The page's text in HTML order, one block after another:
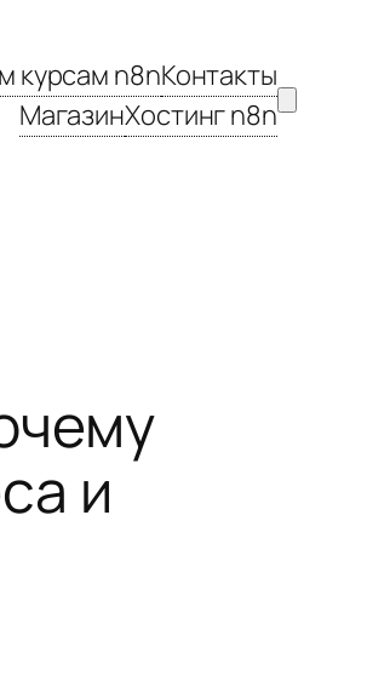
курсам n8nКонтакты
МагазинХостинг n8n
и